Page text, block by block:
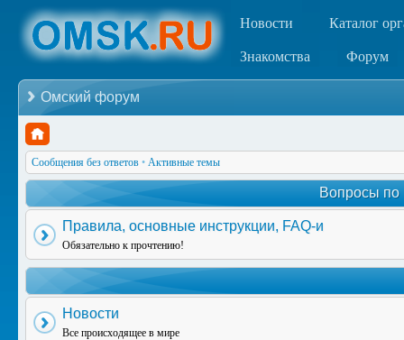
Новости Каталог
Знакомства Форум
Омский форум
Сообщения без ответов • Активные темы
Вопросы по
Правила, основные инструкции, FAQ-и
Обязательно к прочтению!
Новости
Все происходящее в мире